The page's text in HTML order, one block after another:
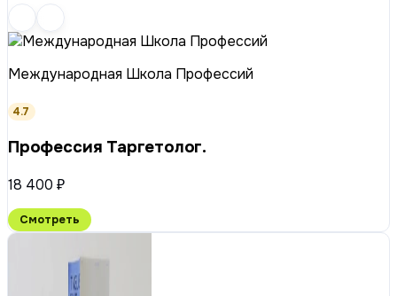
Международная Школа Профессий
4.7
Профессия Таргетолог.
18 400 ₽
Смотреть